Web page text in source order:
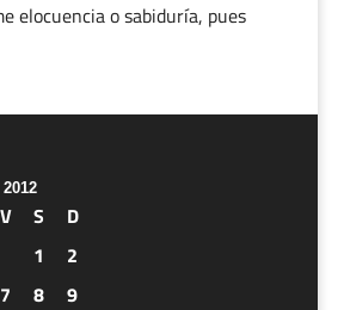
elocuencia o sabiduría, pues
V S
D
1
2
7 8
9